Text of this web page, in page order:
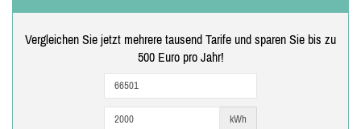
Vergleichen Sie jetzt mehrere tausend Tarife und sparen Sie bis zu
500 Euro pro Jahr!
kWh